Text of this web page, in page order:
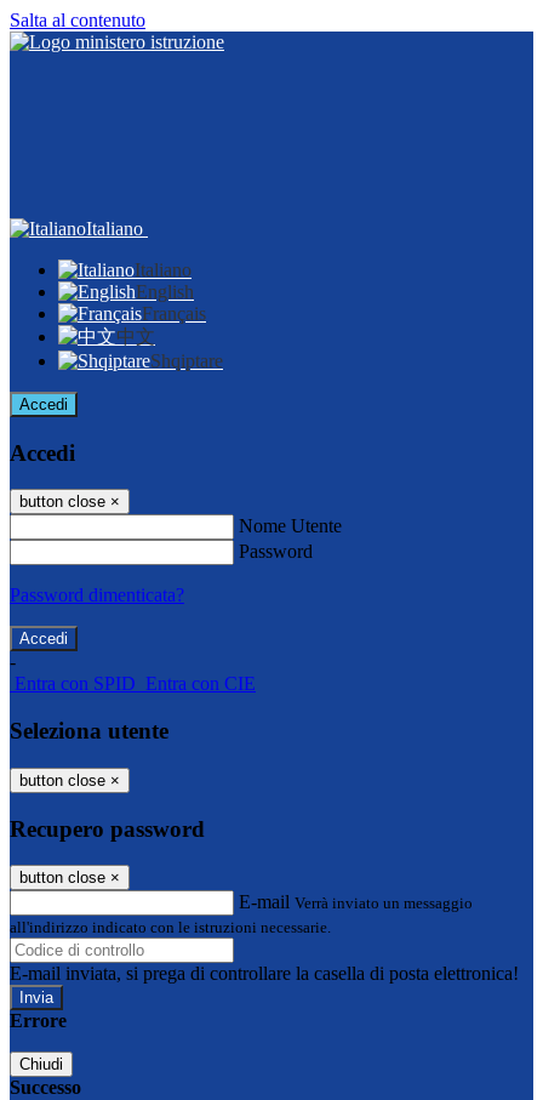
Salta al contenuto
Italiano
Italiano
English
Français
中文
Shqiptare
Accedi
Accedi
button close ×
Nome Utente
Password
Password dimenticata?
-
Entra con SPID Entra con CIE
Seleziona utente
button close ×
Recupero password
button close ×
E-mail Verrà inviato un messaggio
all'indirizzo indicato con le istruzioni necessarie.
E-mail inviata, si prega di controllare la casella di posta elettronica!
Errore
Chiudi
Successo